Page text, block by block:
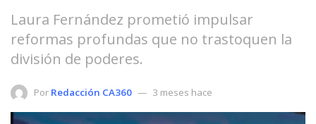
Laura Fernández prometió impulsar
reformas profundas que no trastoquen la
división de poderes.
Por Redacción CA360 3 meses hace